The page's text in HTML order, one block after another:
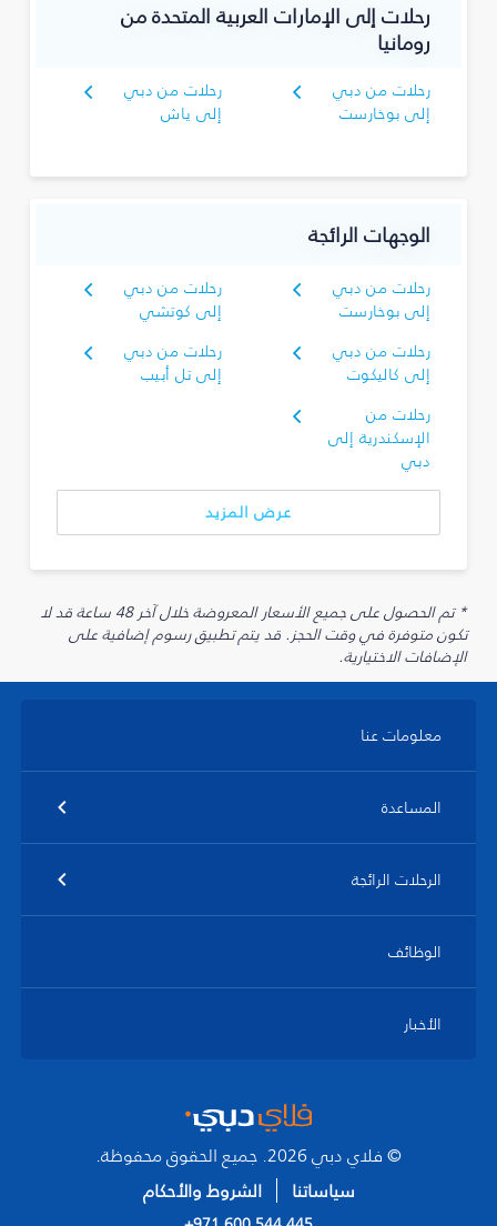
رحلات إلى الإمارات العربية المتحدة من
رومانيا
رحلات من دبي
إلى بوخارست
رحلات من دبي
إلى ياش
الوجهات الرائجة
رحلات من دبي
إلى بوخارست
رحلات من دبي
إلى كوتشي
رحلات من دبي
إلى كاليكوت
رحلات من دبي
إلى تل أبيب
رحلات من
الإسكندرية إلى
دبي
عرض المزيد
* تم الحصول على جميع الأسعار المعروضة خلال آخر 48 ساعة قد لا
تكون متوفرة في وقت الحجز. قد يتم تطبيق رسوم إضافية على
الإضافات الاختيارية.
معلومات عنا
المساعدة
الرحلات الرائجة
الوظائف
الأخبار
© فلاي دبي 2026. جميع الحقوق محفوظة.
سياساتنا
الشروط والأحكام